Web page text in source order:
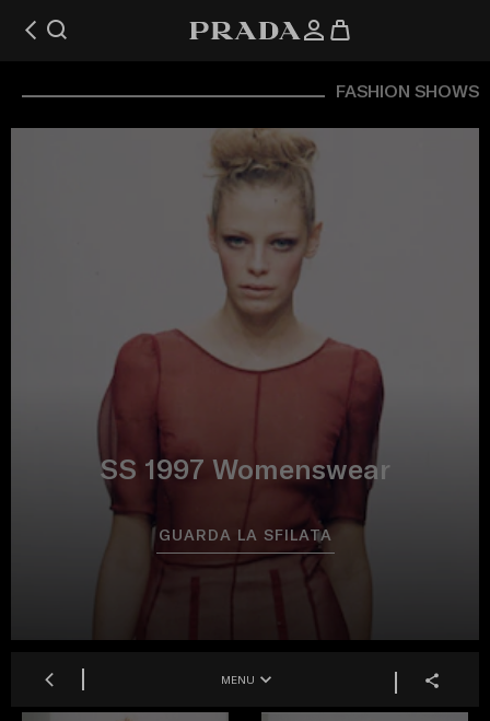
FASHION SHOWS
SS 1997 Womenswear
GUARDA LA SFILATA
MENU